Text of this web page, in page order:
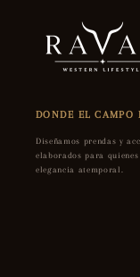
DONDE EL CAMPO
Diseñamos prendas y
elaborados para
elegancia atemporal.